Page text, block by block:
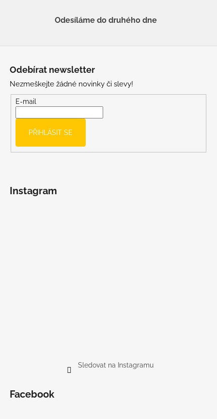
Odesíláme do druhého dne
Odebírat newsletter
Nezmeškejte žádné novinky či slevy!
E-mail
PŘIHLÁSIT SE
Instagram
Sledovat na Instagramu
Facebook